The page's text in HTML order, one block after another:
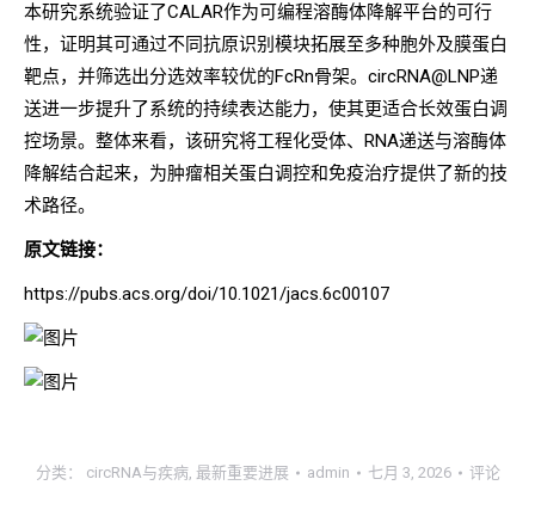
本研究系统验证了CALAR作为可编程溶酶体降解平台的可行
性，证明其可通过不同抗原识别模块拓展至多种胞外及膜蛋白
靶点，并筛选出分选效率较优的FcRn骨架。circRNA@LNP递
送进一步提升了系统的持续表达能力，使其更适合长效蛋白调
控场景。整体来看，该研究将工程化受体、RNA递送与溶酶体
降解结合起来，为肿瘤相关蛋白调控和免疫治疗提供了新的技
术路径。
原文链接：
https://pubs.acs.org/doi/10.1021/jacs.6c00107
分类： circRNA与疾病, 最新重要进展 admin 七月 3, 2026 评论